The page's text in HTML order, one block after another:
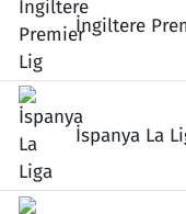
İngiltere
İspanya La